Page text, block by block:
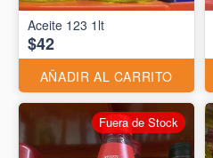
Aceite 123 1lt
$42
AÑADIR AL CARRITO
Fuera de Stock